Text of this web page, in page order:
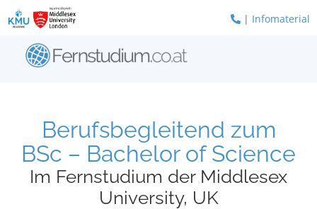
| Infomaterial
Zum
Inhalt
springen
Berufsbegleitend zum
BSc – Bachelor of Science
Im Fernstudium der Middlesex
University, UK